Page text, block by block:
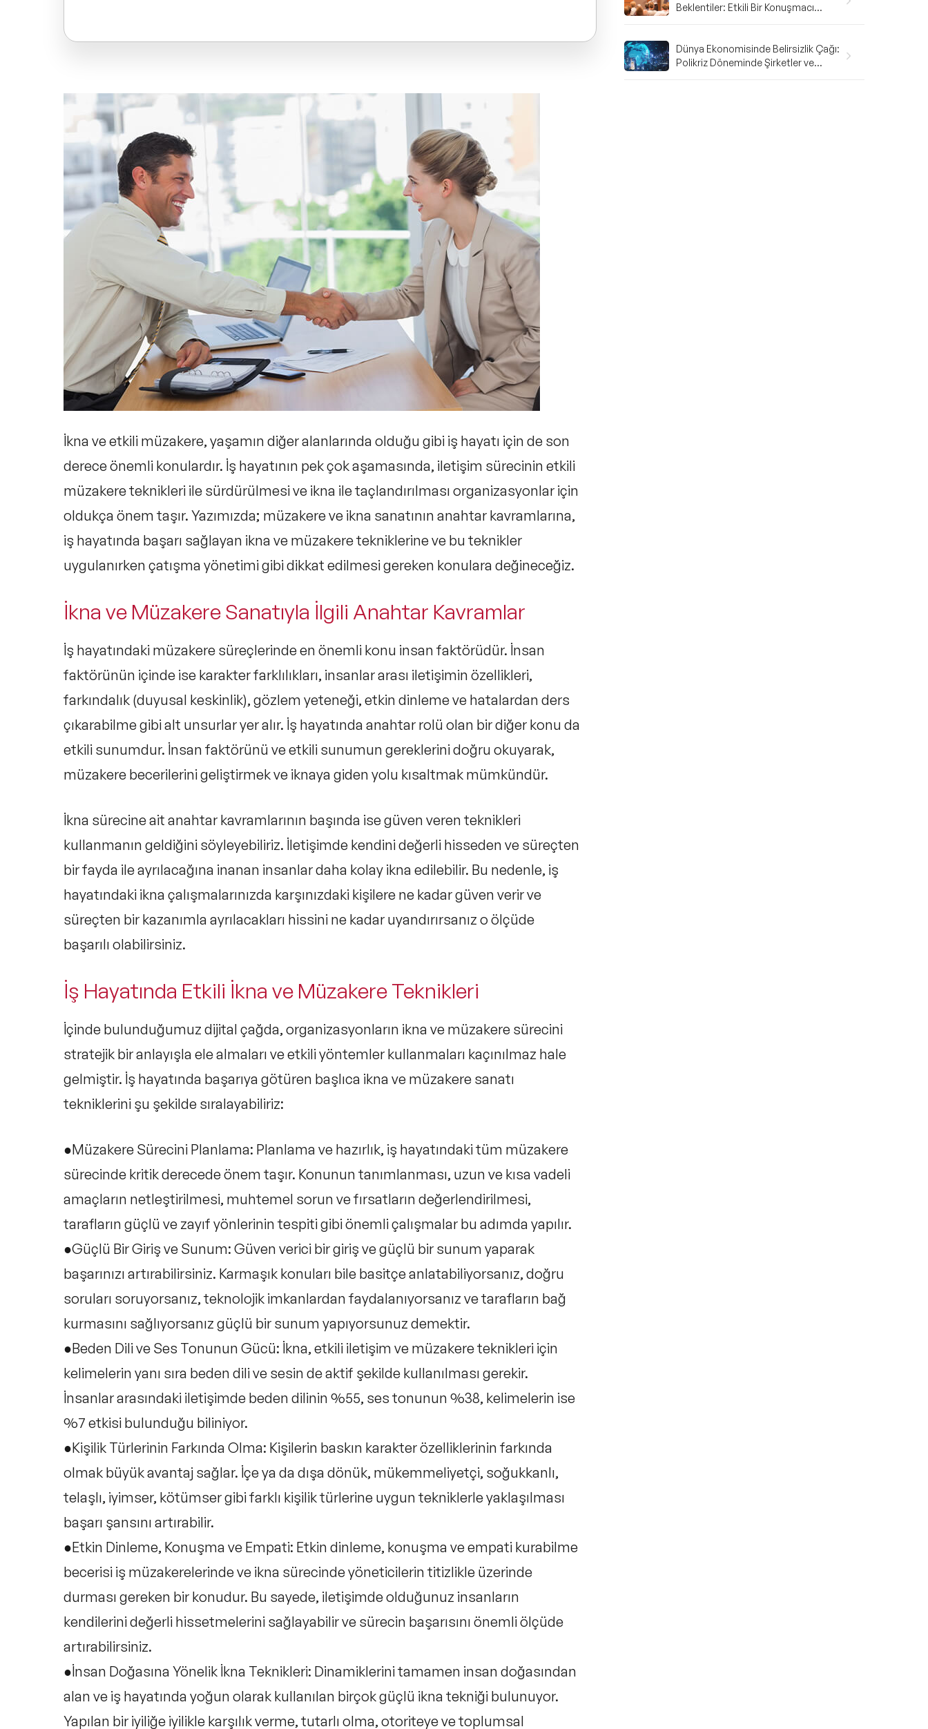
İkna ve etkili müzakere, yaşamın diğer alanlarında olduğu gibi iş hayatı için de son
derece önemli konulardır. İş hayatının pek çok aşamasında, iletişim sürecinin etkili
müzakere teknikleri ile sürdürülmesi ve ikna ile taçlandırılması organizasyonlar için
oldukça önem taşır. Yazımızda; müzakere ve ikna sanatının anahtar kavramlarına,
iş hayatında başarı sağlayan ikna ve müzakere tekniklerine ve bu teknikler
uygulanırken çatışma yönetimi gibi dikkat edilmesi gereken konulara değineceğiz.
İkna ve Müzakere Sanatıyla İlgili Anahtar Kavramlar
İş hayatındaki müzakere süreçlerinde en önemli konu insan faktörüdür. İnsan
faktörünün içinde ise karakter farklılıkları, insanlar arası iletişimin özellikleri,
farkındalık (duyusal keskinlik), gözlem yeteneği, etkin dinleme ve hatalardan ders
çıkarabilme gibi alt unsurlar yer alır. İş hayatında anahtar rolü olan bir diğer konu da
etkili sunumdur. İnsan faktörünü ve etkili sunumun gereklerini doğru okuyarak,
müzakere becerilerini geliştirmek ve iknaya giden yolu kısaltmak mümkündür.
İkna sürecine ait anahtar kavramlarının başında ise güven veren teknikleri
kullanmanın geldiğini söyleyebiliriz. İletişimde kendini değerli hisseden ve süreçten
bir fayda ile ayrılacağına inanan insanlar daha kolay ikna edilebilir. Bu nedenle, iş
hayatındaki ikna çalışmalarınızda karşınızdaki kişilere ne kadar güven verir ve
süreçten bir kazanımla ayrılacakları hissini ne kadar uyandırırsanız o ölçüde
başarılı olabilirsiniz.
İş Hayatında Etkili İkna ve Müzakere Teknikleri
İçinde bulunduğumuz dijital çağda, organizasyonların ikna ve müzakere sürecini
stratejik bir anlayışla ele almaları ve etkili yöntemler kullanmaları kaçınılmaz hale
gelmiştir. İş hayatında başarıya götüren başlıca ikna ve müzakere sanatı
tekniklerini şu şekilde sıralayabiliriz:
●Müzakere Sürecini Planlama: Planlama ve hazırlık, iş hayatındaki tüm müzakere
sürecinde kritik derecede önem taşır. Konunun tanımlanması, uzun ve kısa vadeli
amaçların netleştirilmesi, muhtemel sorun ve fırsatların değerlendirilmesi,
tarafların güçlü ve zayıf yönlerinin tespiti gibi önemli çalışmalar bu adımda yapılır.
●Güçlü Bir Giriş ve Sunum: Güven verici bir giriş ve güçlü bir sunum yaparak
başarınızı artırabilirsiniz. Karmaşık konuları bile basitçe anlatabiliyorsanız, doğru
soruları soruyorsanız, teknolojik imkanlardan faydalanıyorsanız ve tarafların bağ
kurmasını sağlıyorsanız güçlü bir sunum yapıyorsunuz demektir.
●Beden Dili ve Ses Tonunun Gücü: İkna, etkili iletişim ve müzakere teknikleri için
kelimelerin yanı sıra beden dili ve sesin de aktif şekilde kullanılması gerekir.
İnsanlar arasındaki iletişimde beden dilinin %55, ses tonunun %38, kelimelerin ise
%7 etkisi bulunduğu biliniyor.
●Kişilik Türlerinin Farkında Olma: Kişilerin baskın karakter özelliklerinin farkında
olmak büyük avantaj sağlar. İçe ya da dışa dönük, mükemmeliyetçi, soğukkanlı,
telaşlı, iyimser, kötümser gibi farklı kişilik türlerine uygun tekniklerle yaklaşılması
başarı şansını artırabilir.
●Etkin Dinleme, Konuşma ve Empati: Etkin dinleme, konuşma ve empati kurabilme
becerisi iş müzakerelerinde ve ikna sürecinde yöneticilerin titizlikle üzerinde
durması gereken bir konudur. Bu sayede, iletişimde olduğunuz insanların
kendilerini değerli hissetmelerini sağlayabilir ve sürecin başarısını önemli ölçüde
artırabilirsiniz.
●İnsan Doğasına Yönelik İkna Teknikleri: Dinamiklerini tamamen insan doğasından
alan ve iş hayatında yoğun olarak kullanılan birçok güçlü ikna tekniği bulunuyor.
Yapılan bir iyiliğe iyilikle karşılık verme, tutarlı olma, otoriteye ve toplumsal
Beklentiler: Etkili Bir Konuşmacı
Dünya Ekonomisinde Belirsizlik Çağı:
Polikriz Döneminde Şirketler ve